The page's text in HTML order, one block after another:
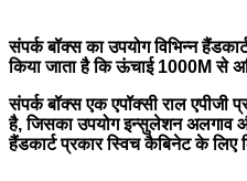
संपर्क बॉक्स का उपयोग विभिन्न
किया जाता है कि ऊंचाई 1000M से
संपर्क बॉक्स एक एपॉक्सी राल एपीजी
है, जिसका उपयोग इन्सुलेशन अलगाव
हैंडकार्ट प्रकार स्विच कैबिनेट के लिए